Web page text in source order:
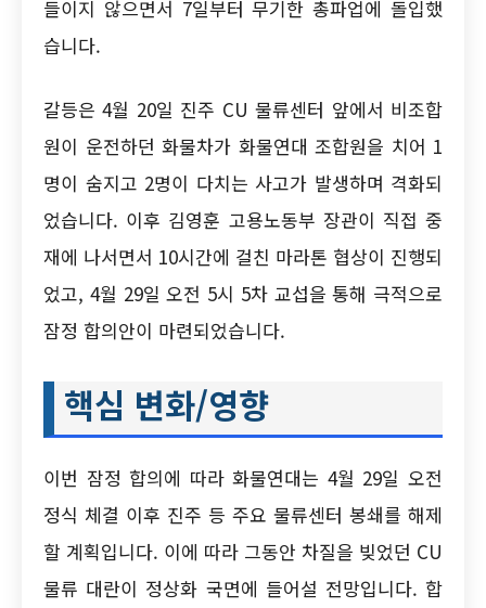
들이지 않으면서 7일부터 무기한 총파업에 돌입했
습니다.
갈등은 4월 20일 진주 CU 물류센터 앞에서 비조합
원이 운전하던 화물차가 화물연대 조합원을 치어 1
명이 숨지고 2명이 다치는 사고가 발생하며 격화되
었습니다. 이후 김영훈 고용노동부 장관이 직접 중
재에 나서면서 10시간에 걸친 마라톤 협상이 진행되
었고, 4월 29일 오전 5시 5차 교섭을 통해 극적으로
잠정 합의안이 마련되었습니다.
핵심 변화/영향
이번 잠정 합의에 따라 화물연대는 4월 29일 오전
정식 체결 이후 진주 등 주요 물류센터 봉쇄를 해제
할 계획입니다. 이에 따라 그동안 차질을 빚었던 CU
물류 대란이 정상화 국면에 들어설 전망입니다. 합